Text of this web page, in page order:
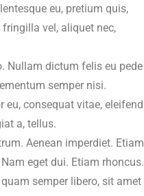
eu, pretium quis,
vel, aliquet nec,
Nullam dictum felis eu pede
semper nisi.
consequat vitae, eleifend
a, tellus.
Aenean imperdiet. Etiam
eget dui. Etiam rhoncus.
semper libero, sit amet